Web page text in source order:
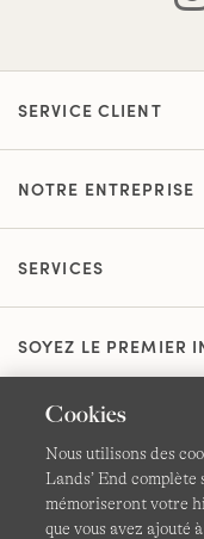
SERVICE CLIENT
NOTRE ENTREPRISE
SERVICES
SOYEZ LE PREMIER
Cookies
Nous utilisons des
Lands’ End
mémoriseront votre
que vous avez ajouté